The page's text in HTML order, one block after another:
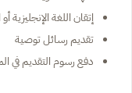
إتقان اللغة الإنجليزية أو
تقديم رسائل توصية
دفع رسوم التقديم في